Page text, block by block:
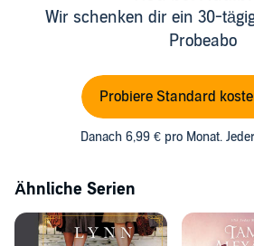
Wir schenken dir ein 30-
Probeabo
Probiere Standard
Danach 6,99 € pro Monat.
Ähnliche Serien